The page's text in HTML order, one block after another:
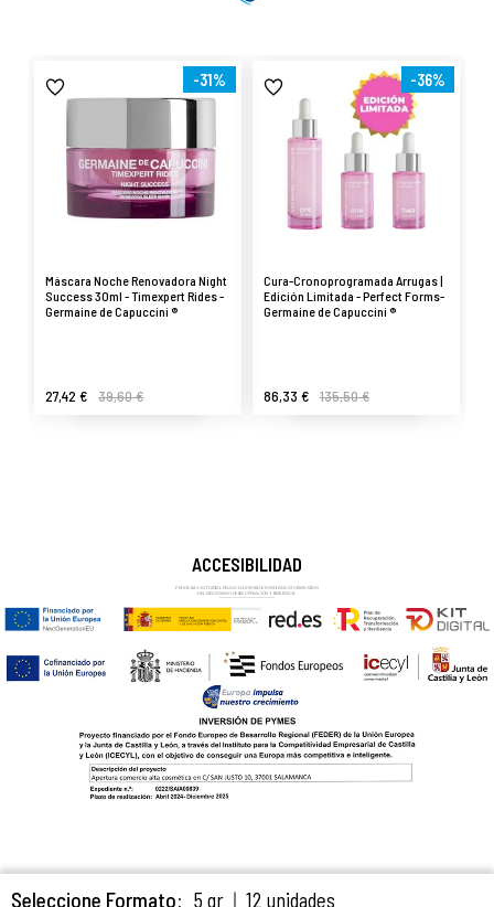
Seleccione Formato 5 gr 12 unidades
-31%
Máscara Noche Renovadora Night
Success 30ml - Timexpert Rides -
Germaine de Capuccini ®
27,42 € 39,60 €
-36%
Cura-Cronoprogramada Arrugas |
Edición Limitada - Perfect Forms-
Germaine de Capuccini ®
86,33 € 135,50 €
ACCESIBILIDAD